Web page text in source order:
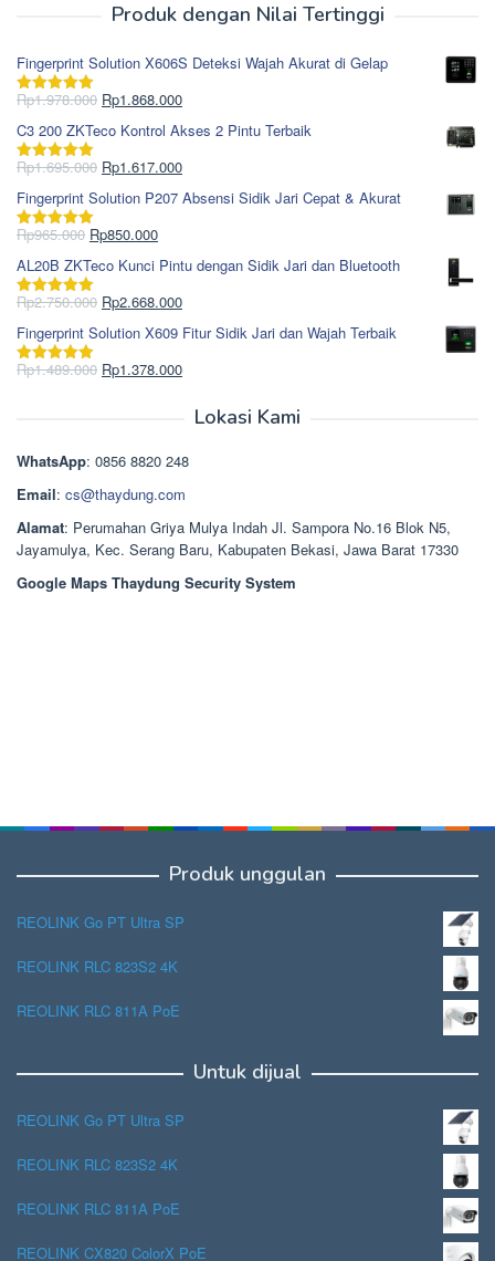
Produk dengan Nilai Tertinggi
Fingerprint Solution X606S Deteksi Wajah Akurat di Gelap
Dinilai5.00
Rp1.978.000 Harga
aslinya
adalah:
Rp1.978.000.
Rp1.868.000Harga
saat
ini
adalah:
C3 200 ZKTeco Kontrol Akses 2 Pintu Terbaik
Dinilai5.00
Rp1.695.000 Harga
aslinya
adalah:
Rp1.695.000.
Rp1.617.000Harga
saat
ini
Fingerprint Solution P207 Absensi Sidik Jari Cepat & Akurat
Dinilai5.00
Rp965.000 Harga
aslinya
adalah:
Rp965.000.
Rp850.000Harga
saat
ini
adalah:
AL20B ZKTeco Kunci Pintu dengan Sidik Jari dan Bluetooth
Dinilai5.00
Rp2.750.000 Harga
aslinya
adalah:
Rp2.750.000.
Rp2.668.000Harga
saat
ini
adalah:
Fingerprint Solution X609 Fitur Sidik Jari dan Wajah Terbaik
Dinilai5.00
Rp1.489.000 Harga
Rp1.378.000Harga
Rp1.378.000.
Lokasi Kami
WhatsApp: 0856 8820 248
Email: cs@thaydung.com
Alamat: Perumahan Griya Mulya Indah Jl. Sampora No.16 Blok N5,
Jayamulya, Kec. Serang Baru, Kabupaten Bekasi, Jawa Barat 17330
Google Maps Thaydung Security System
Produk unggulan
REOLINK Go PT Ultra SP
REOLINK RLC 823S2 4K
REOLINK RLC 811A PoE
Untuk dijual
REOLINK Go PT Ultra SP
REOLINK RLC 823S2 4K
REOLINK RLC 811A PoE
REOLINK CX820 ColorX PoE